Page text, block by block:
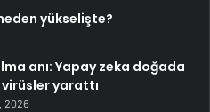
yükselişte?
anı: Yapay zeka doğada
yarattı
2026